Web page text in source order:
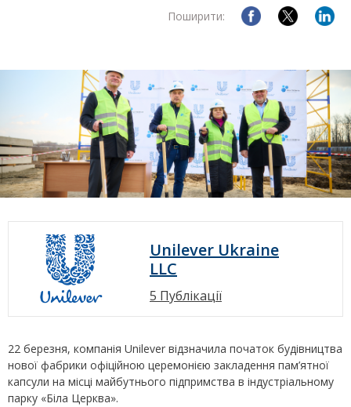
Поширити:
Unilever Ukraine
LLC
5 Публікації
22 березня, компанія Unilever відзначила початок будівництва
нової фабрики офіційною церемонією закладення пам’ятної
капсули на місці майбутнього підпримства в індустріальному
парку «Біла Церква».